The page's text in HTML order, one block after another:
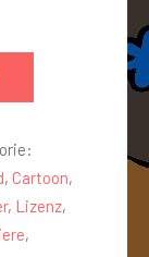
, Cartoon,
, Lizenz,
,